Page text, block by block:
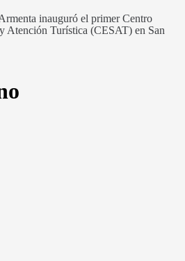
inauguró el primer Centro
Atención Turística (CESAT) en San